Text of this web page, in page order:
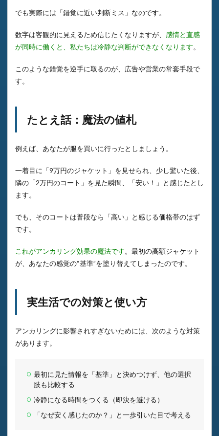
でも実際には「錯覚に近い判断ミス」なのです。
数字は客観的に見えるため信じたくなりますが、 感情と直感
が同時に働くと、私たちは冷静な判断ができなくなります。
このような錯覚を逆手に取るのが、広告や営業の常套手段で
す。
たとえ話：魔法の値札
例えば、あなたが服を買いに行ったとしましょう。
一着目に「9万円のジャケット」を見せられ、少し驚いた後、
隣の「2万円のコート」を見た瞬間、「安い！」と感じたとし
ます。
でも、そのコートは普段なら「高い」と感じる価格帯のはず
です。
これがアンカリング効果の魔法です。最初の高額ジャケット
が、あなたの感覚の“基準”を塗り替えてしまったのです。
実生活での対策と使い方
アンカリングに影響されすぎないためには、次のような対策
があります。
最初に見た情報を「基準」と決めつけず、他の選択
肢も比較する
冷静になる時間をつくる（即決を避ける）
「なぜ安く感じたのか？」と一歩引いた目で考える